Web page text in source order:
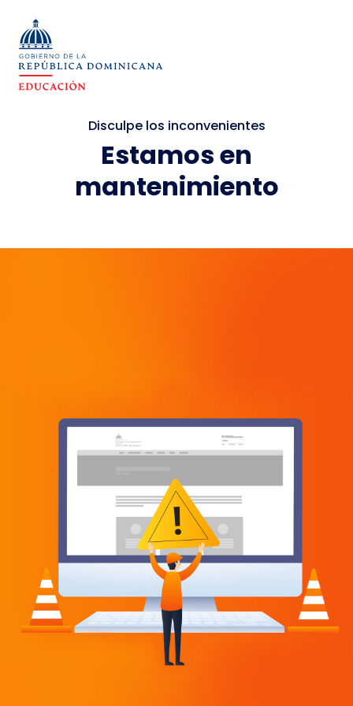
Disculpe los inconvenientes
Estamos en
mantenimiento